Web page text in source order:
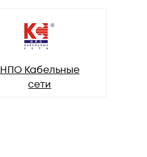
НПО Кабельные
сети